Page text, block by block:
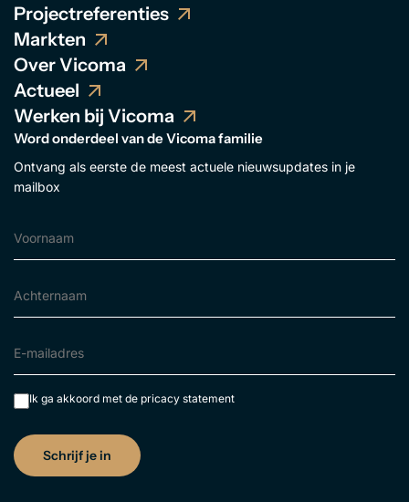
Projectreferenties
Markten
Over Vicoma
Actueel
Werken bij Vicoma
Word onderdeel van de Vicoma familie
Ontvang als eerste de meest actuele nieuwsupdates in je
mailbox
Ik ga akkoord met de pricacy statement